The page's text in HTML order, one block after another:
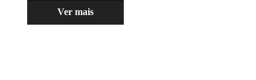
Ver mais